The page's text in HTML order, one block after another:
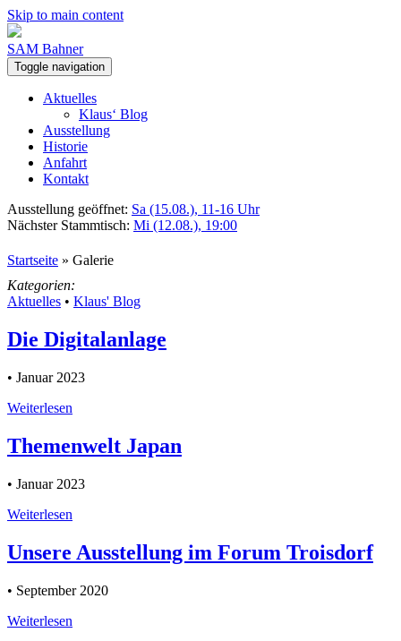
Skip to main content
SAM Bahner
Toggle navigation
Aktuelles
Klaus‘ Blog
Ausstellung
Historie
Anfahrt
Kontakt
Ausstellung geöffnet: Sa (15.08.), 11-16 Uhr
Nächster Stammtisch: Mi (12.08.), 19:00
Startseite » Galerie
Kategorien:
Aktuelles • Klaus' Blog
Die Digitalanlage
• Januar 2023
Weiterlesen
Themenwelt Japan
• Januar 2023
Weiterlesen
Unsere Ausstellung im Forum Troisdorf
• September 2020
Weiterlesen